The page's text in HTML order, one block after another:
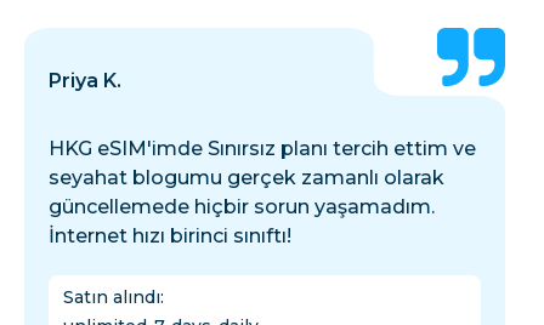
Priya K.
HKG eSIM'imde Sınırsız planı tercih ettim ve
seyahat blogumu gerçek zamanlı olarak
güncellemede hiçbir sorun yaşamadım.
İnternet hızı birinci sınıftı!
Satın alındı: